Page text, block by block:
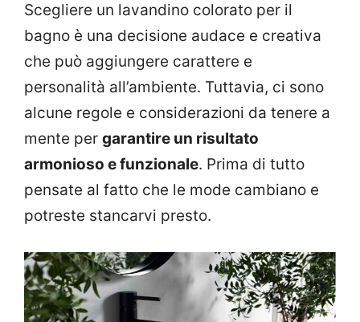
Scegliere un lavandino colorato per il
bagno è una decisione audace e creativa
che può aggiungere carattere e
personalità all’ambiente. Tuttavia, ci sono
alcune regole e considerazioni da tenere a
mente per garantire un risultato
armonioso e funzionale. Prima di tutto
pensate al fatto che le mode cambiano e
potreste stancarvi presto.